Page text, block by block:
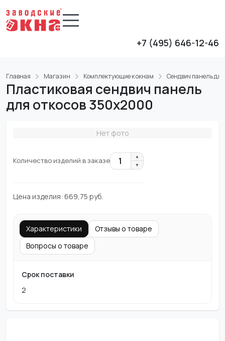
+7 (495) 646-12-46
Главная Магазин Комплектующие к окнам Сендвич панель для
Пластиковая сендвич панель
для откосов 350x2000
Нет фото
Количество изделий в заказе 1
▲
▼
Цена изделия: 669,75 руб.
Характеристики
Отзывы о товаре
Вопросы о товаре
Срок поставки
2